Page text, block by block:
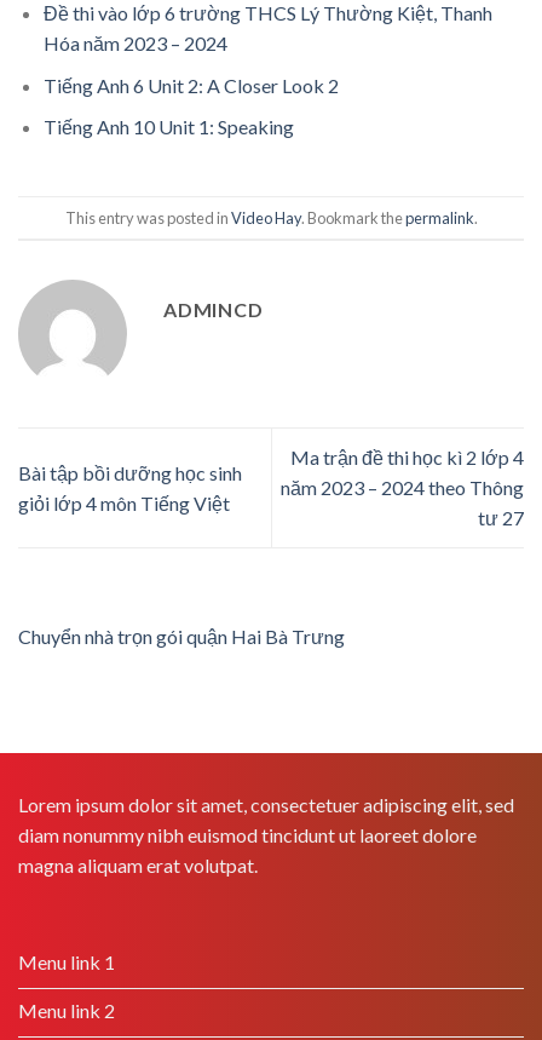
Đề thi vào lớp 6 trường THCS Lý Thường Kiệt, Thanh
Hóa năm 2023 – 2024
Tiếng Anh 6 Unit 2: A Closer Look 2
Tiếng Anh 10 Unit 1: Speaking
This entry was posted inVideo Hay. Bookmark thepermalink.
ADMINCD
Bài tập bồi dưỡng học sinh
giỏi lớp 4 môn Tiếng Việt
Ma trận đề thi học kì 2 lớp 4
năm 2023 – 2024 theo Thông
tư 27
Chuyển nhà trọn gói quận Hai Bà Trưng
Lorem ipsum dolor sit amet, consectetuer adipiscing elit, sed
diam nonummy nibh euismod tincidunt ut laoreet dolore
magna aliquam erat volutpat.
Menu link 1
Menu link 2